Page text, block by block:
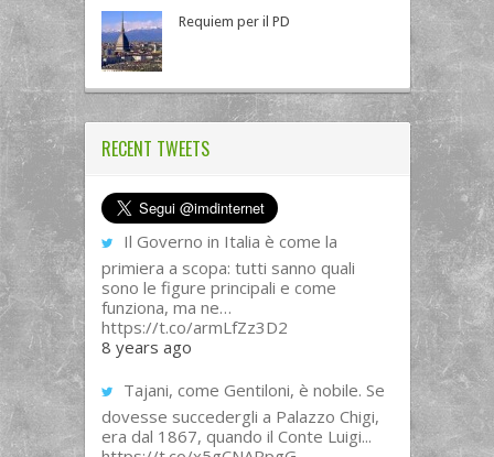
Requiem per il PD
RECENT TWEETS
Il Governo in Italia è come la
primiera a scopa: tutti sanno quali
sono le figure principali e come
funziona, ma ne…
https://t.co/armLfZz3D2
8 years ago
Tajani, come Gentiloni, è nobile. Se
dovesse succedergli a Palazzo Chigi,
era dal 1867, quando il Conte Luigi...